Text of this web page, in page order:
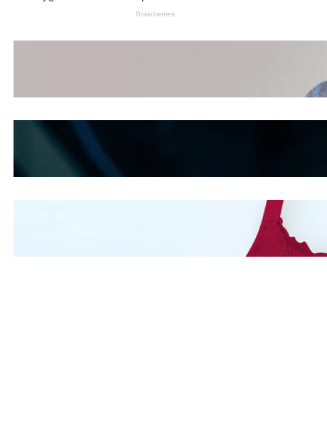
Wanita Pamer Pakaian
Kepribadian
Mengintip Kepribadian
Wanita Dari Warna Bra